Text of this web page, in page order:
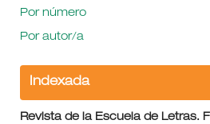
Por número
Por autor/a
Indexada
Revista de la Escuela de Letras.